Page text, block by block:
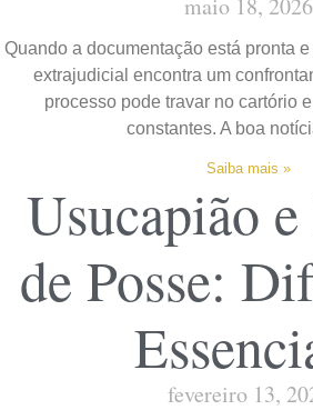
Quando a documentação está pronta
extrajudicial encontra um
processo pode travar no cartório
constantes. A boa
Saiba mais »
Usucapião
de Posse:
fevereiro 13,